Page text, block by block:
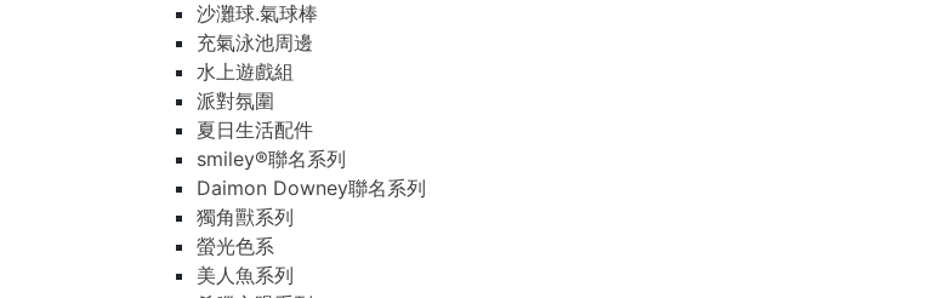
沙灘球.氣球棒
充氣泳池周邊
水上遊戲組
派對氛圍
夏日生活配件
smiley®聯名系列
Daimon Downey聯名系列
獨角獸系列
螢光色系
美人魚系列